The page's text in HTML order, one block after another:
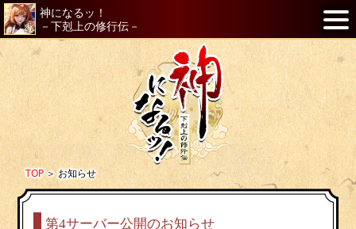
神になるッ！
－下剋上の修行伝－
TOP＞お知らせ
第4サーバー公開のお知らせ